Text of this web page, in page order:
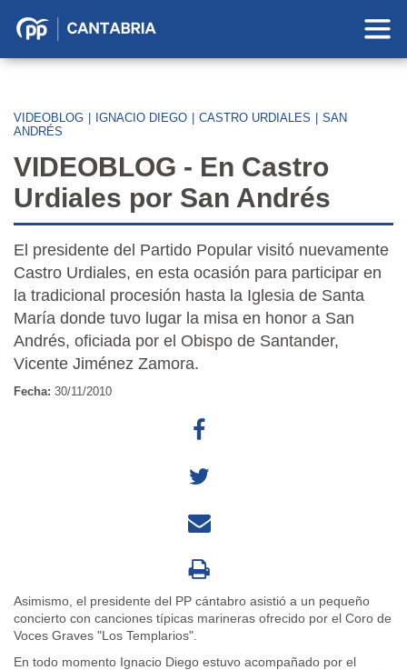
Partido
Cantabria
VIDEOBLOG IGNACIO DIEGO CASTRO URDIALES
SAN
ANDRÉS
VIDEOBLOG - En Castro
Urdiales por San Andrés
El presidente del Partido Popular visitó nuevamente
Castro Urdiales, en esta ocasión para participar en
la tradicional procesión hasta la Iglesia de Santa
María donde tuvo lugar la misa en honor a San
Andrés, oficiada por el Obispo de Santander,
Vicente Jiménez Zamora.
Fecha: 30/11/2010
Asimismo, el presidente del PP cántabro asistió a un pequeño
concierto con canciones típicas marineras ofrecido por el Coro de
Voces Graves "Los Templarios".
En todo momento Ignacio Diego estuvo acompañado por el